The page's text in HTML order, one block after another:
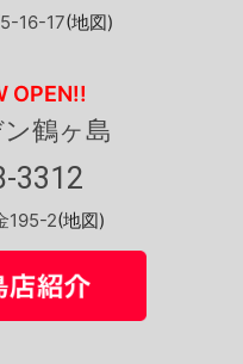
16-17(地図)
OPEN!!
鶴ヶ島
3312
195-2(地図)